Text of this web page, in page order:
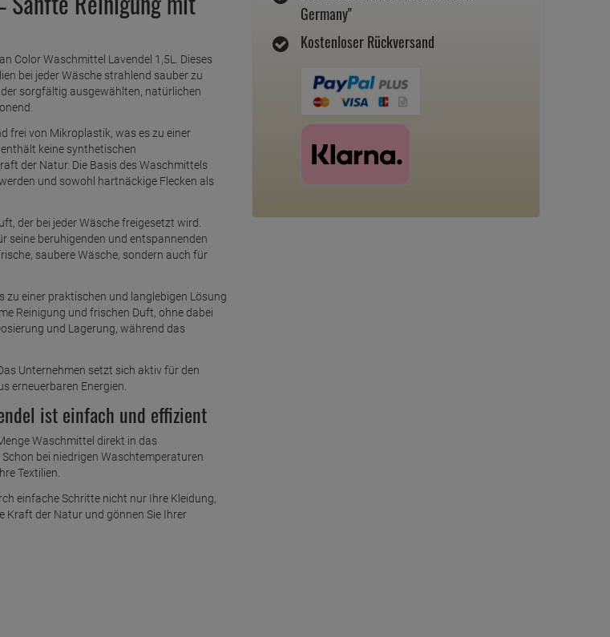
Germany"
Kostenloser Rückversand
Color Waschmittel Lavendel 1,5L. Dieses
bei jeder Wäsche strahlend sauber zu
sorgfältig ausgewählten, natürlichen
frei von Mikroplastik, was es zu einer
keine synthetischen
der Natur. Die Basis des Waschmittels
und sowohl hartnäckige Flecken als
der bei jeder Wäsche freigesetzt wird.
seine beruhigenden und entspannenden
saubere Wäsche, sondern auch für
zu einer praktischen und langlebigen Lösung
Reinigung und frischen Duft, ohne dabei
und Lagerung, während das
Unternehmen setzt sich aktiv für den
erneuerbaren Energien.
ist einfach und effizient
Waschmittel direkt in das
bei niedrigen Waschtemperaturen
Textilien.
einfache Schritte nicht nur Ihre Kleidung,
Kraft der Natur und gönnen Sie Ihrer